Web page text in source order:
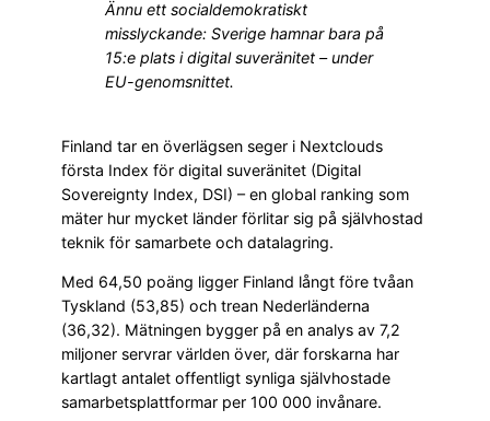
Ännu ett socialdemokratiskt
misslyckande: Sverige hamnar bara på
15:e plats i digital suveränitet – under
EU-genomsnittet.
Finland tar en överlägsen seger i Nextclouds
första Index för digital suveränitet (Digital
Sovereignty Index, DSI) – en global ranking som
mäter hur mycket länder förlitar sig på självhostad
teknik för samarbete och datalagring.
Med 64,50 poäng ligger Finland långt före tvåan
Tyskland (53,85) och trean Nederländerna
(36,32). Mätningen bygger på en analys av 7,2
miljoner servrar världen över, där forskarna har
kartlagt antalet offentligt synliga självhostade
samarbetsplattformar per 100 000 invånare.